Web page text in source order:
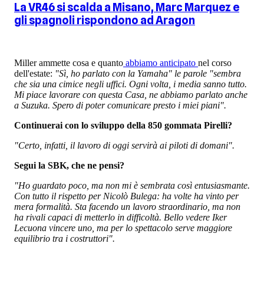
La VR46 si scalda a Misano, Marc Marquez e
gli spagnoli rispondono ad Aragon
Miller ammette cosa e quanto abbiamo anticipato nel corso
dell'estate: "Sì, ho parlato con la Yamaha" le parole "sembra
che sia una cimice negli uffici. Ogni volta, i media sanno tutto.
Mi piace lavorare con questa Casa, ne abbiamo parlato anche
a Suzuka. Spero di poter comunicare presto i miei piani".
Continuerai con lo sviluppo della 850 gommata Pirelli?
"Certo, infatti, il lavoro di oggi servirà ai piloti di domani".
Segui la SBK, che ne pensi?
"Ho guardato poco, ma non mi è sembrata così entusiasmante.
Con tutto il rispetto per Nicolò Bulega: ha volte ha vinto per
mera formalità. Sta facendo un lavoro straordinario, ma non
ha rivali capaci di metterlo in difficoltà. Bello vedere Iker
Lecuona vincere uno, ma per lo spettacolo serve maggiore
equilibrio tra i costruttori".